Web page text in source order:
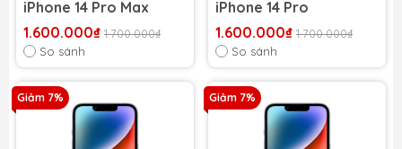
iPhone 14 Pro Max
1.600.000₫ 1.700.000₫
So sánh
iPhone 14 Pro
1.600.000₫ 1.700.000₫
So sánh
Giảm 7% Giảm 7%